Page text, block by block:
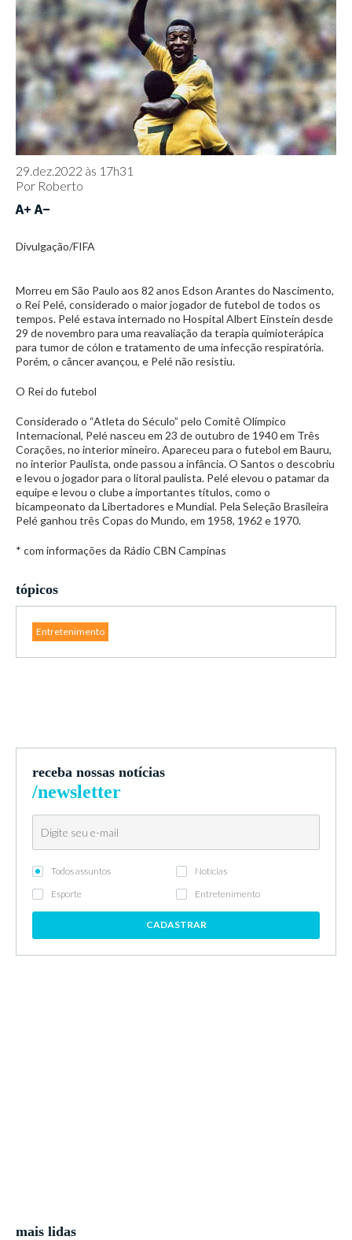
29.dez.2022 às 17h31
Por Roberto
Divulgação/FIFA
Morreu em São Paulo aos 82 anos Edson Arantes do Nascimento,
o Rei Pelé, considerado o maior jogador de futebol de todos os
tempos. Pelé estava internado no Hospital Albert Einstein desde
29 de novembro para uma reavaliação da terapia quimioterápica
para tumor de cólon e tratamento de uma infecção respiratória.
Porém, o câncer avançou, e Pelé não resistiu.
O Rei do futebol
Considerado o “Atleta do Século” pelo Comitê Olímpico
Internacional, Pelé nasceu em 23 de outubro de 1940 em Três
Corações, no interior mineiro. Apareceu para o futebol em Bauru,
no interior Paulista, onde passou a infância. O Santos o descobriu
e levou o jogador para o litoral paulista. Pelé elevou o patamar da
equipe e levou o clube a importantes títulos, como o
bicampeonato da Libertadores e Mundial. Pela Seleção Brasileira
Pelé ganhou três Copas do Mundo, em 1958, 1962 e 1970.
* com informações da Rádio CBN Campinas
tópicos
Entretenimento
receba nossas notícias
/newsletter
Todos assuntos
Notícias
Esporte
Entretenimento
CADASTRAR
mais lidas